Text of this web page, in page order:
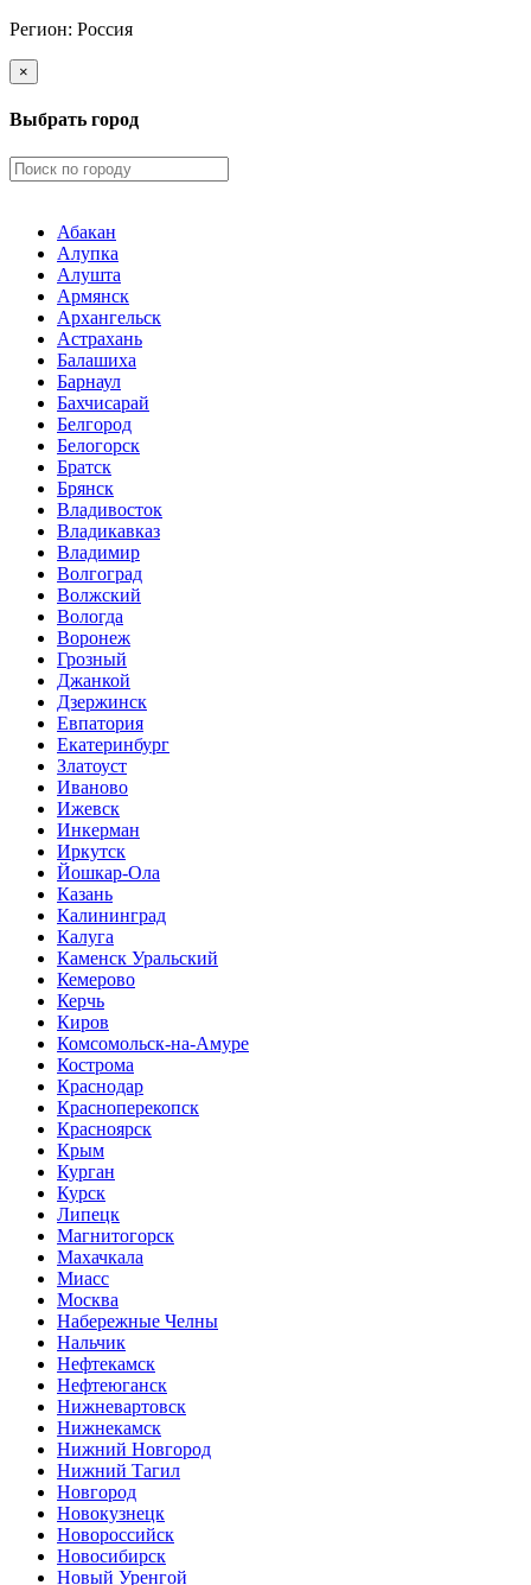
Регион: Россия
×
Выбрать город
Абакан
Алупка
Алушта
Армянск
Архангельск
Астрахань
Балашиха
Барнаул
Бахчисарай
Белгород
Белогорск
Братск
Брянск
Владивосток
Владикавказ
Владимир
Волгоград
Волжский
Вологда
Воронеж
Грозный
Джанкой
Дзержинск
Евпатория
Екатеринбург
Златоуст
Иваново
Ижевск
Инкерман
Иркутск
Йошкар-Ола
Казань
Калининград
Калуга
Каменск Уральский
Кемерово
Керчь
Киров
Комсомольск-на-Амуре
Кострома
Краснодар
Красноперекопск
Красноярск
Крым
Курган
Курск
Липецк
Магнитогорск
Махачкала
Миасс
Москва
Набережные Челны
Нальчик
Нефтекамск
Нефтеюганск
Нижневартовск
Нижнекамск
Нижний Новгород
Нижний Тагил
Новгород
Новокузнецк
Новороссийск
Новосибирск
Новый Уренгой